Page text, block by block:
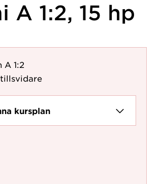
A 1:2, 15 hp
A 1:2
kursplan